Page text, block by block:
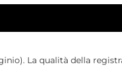
La qualità della